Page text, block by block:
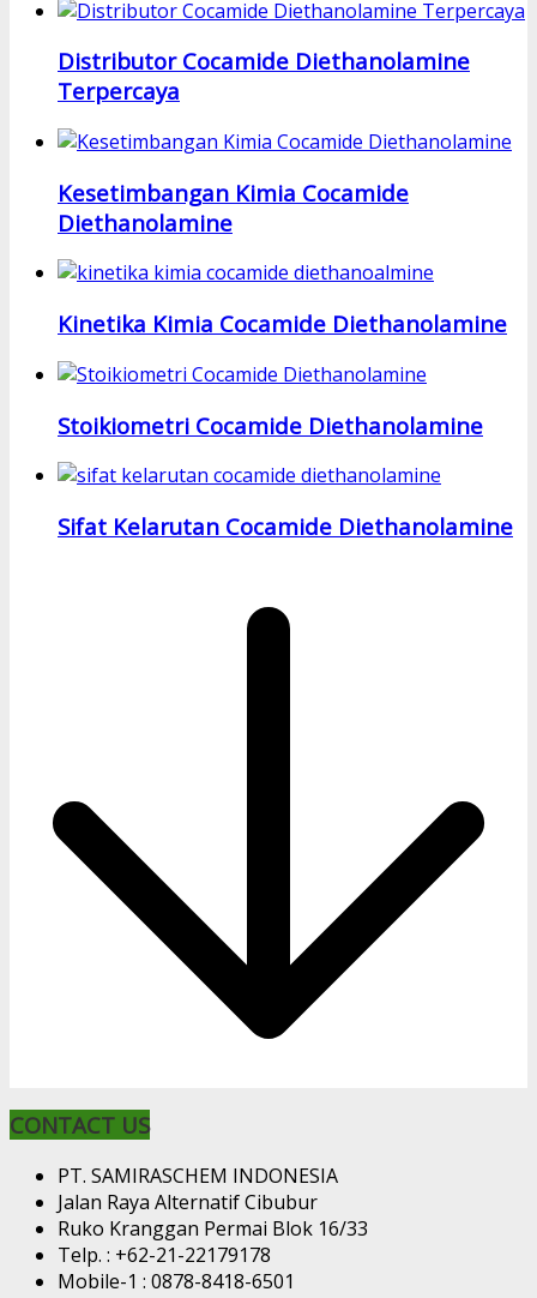
Distributor Cocamide Diethanolamine
Terpercaya
Kesetimbangan Kimia Cocamide
Diethanolamine
Kinetika Kimia Cocamide Diethanolamine
Stoikiometri Cocamide Diethanolamine
Sifat Kelarutan Cocamide Diethanolamine
CONTACT US
PT. SAMIRASCHEM INDONESIA
Jalan Raya Alternatif Cibubur
Ruko Kranggan Permai Blok 16/33
Telp. : +62-21-22179178
Mobile-1 : 0878-8418-6501